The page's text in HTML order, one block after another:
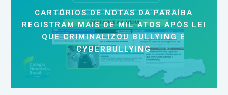
CARTÓRIOS DE NOTAS DA PARAÍBA
REGISTRAM MAIS DE MIL ATOS APÓS LEI
QUE CRIMINALIZOU BULLYING E
CYBERBULLYING